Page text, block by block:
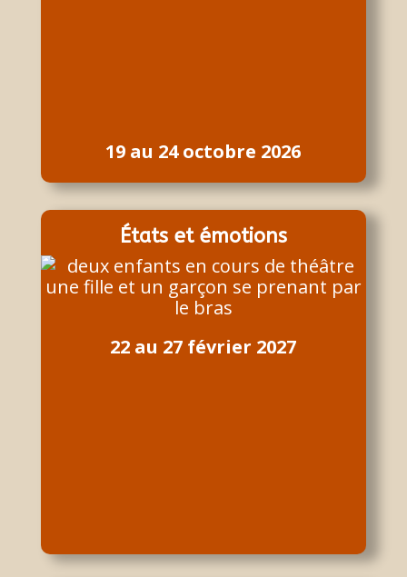
19 au 24 octobre 2026
États et émotions
22 au 27 février 2027